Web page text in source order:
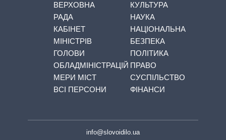
ВЕРХОВНА
РАДА
КАБІНЕТ
МІНІСТРІВ
ГОЛОВИ
ОБЛАДМІНІСТРАЦІЙ
МЕРИ МІСТ
ВСІ ПЕРСОНИ
КУЛЬТУРА
НАУКА
НАЦІОНАЛЬНА
БЕЗПЕКА
ПОЛІТИКА
ПРАВО
СУСПІЛЬСТВО
ФІНАНСИ
info@slovoidilo.ua